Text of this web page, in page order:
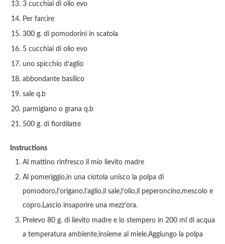
3 cucchiai di olio evo
Per farcire
300 g. di pomodorini in scatola
5 cucchiai di olio evo
uno spicchio d’aglio
abbondante basilico
sale q.b
parmigiano o grana q.b
500 g. di fiordilatte
Instructions
Al mattino rinfresco il mio lievito madre
Al pomeriggio,in una ciotola unisco la polpa di
pomodoro,l’origano,l’aglio,il sale,l’olio,il peperoncino,mescolo e
copro.Lascio insaporire una mezz’ora.
Prelevo 80 g. di lievito madre e lo stempero in 200 ml di acqua
a temperatura ambiente,insieme al miele.Aggiungo la polpa